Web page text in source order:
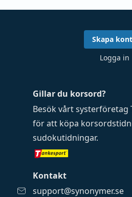
Gillar du korsord?
Besök vårt systerföretag
för att köpa
sudokutidningar.
Kontakt
support@synonymer.se
Skapa
Logga in